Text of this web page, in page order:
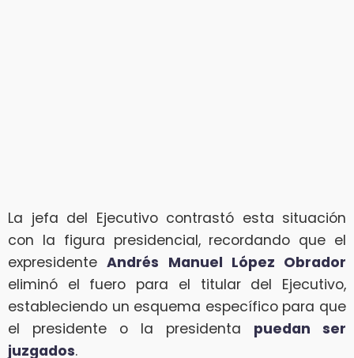
La jefa del Ejecutivo contrastó esta situación
con la figura presidencial, recordando que el
expresidenteAndrés Manuel López Obrador
eliminó el fuero para el titular del Ejecutivo,
estableciendo un esquema específico para que
el presidente o la presidenta puedan ser
juzgados.